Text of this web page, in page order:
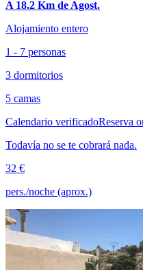
A 18.2 Km de Agost.
Alojamiento entero
1 - 7 personas
3 dormitorios
5 camas
Calendario verificadoReserva
Todavía no se te cobrará nada.
32 €
pers./noche (aprox.)